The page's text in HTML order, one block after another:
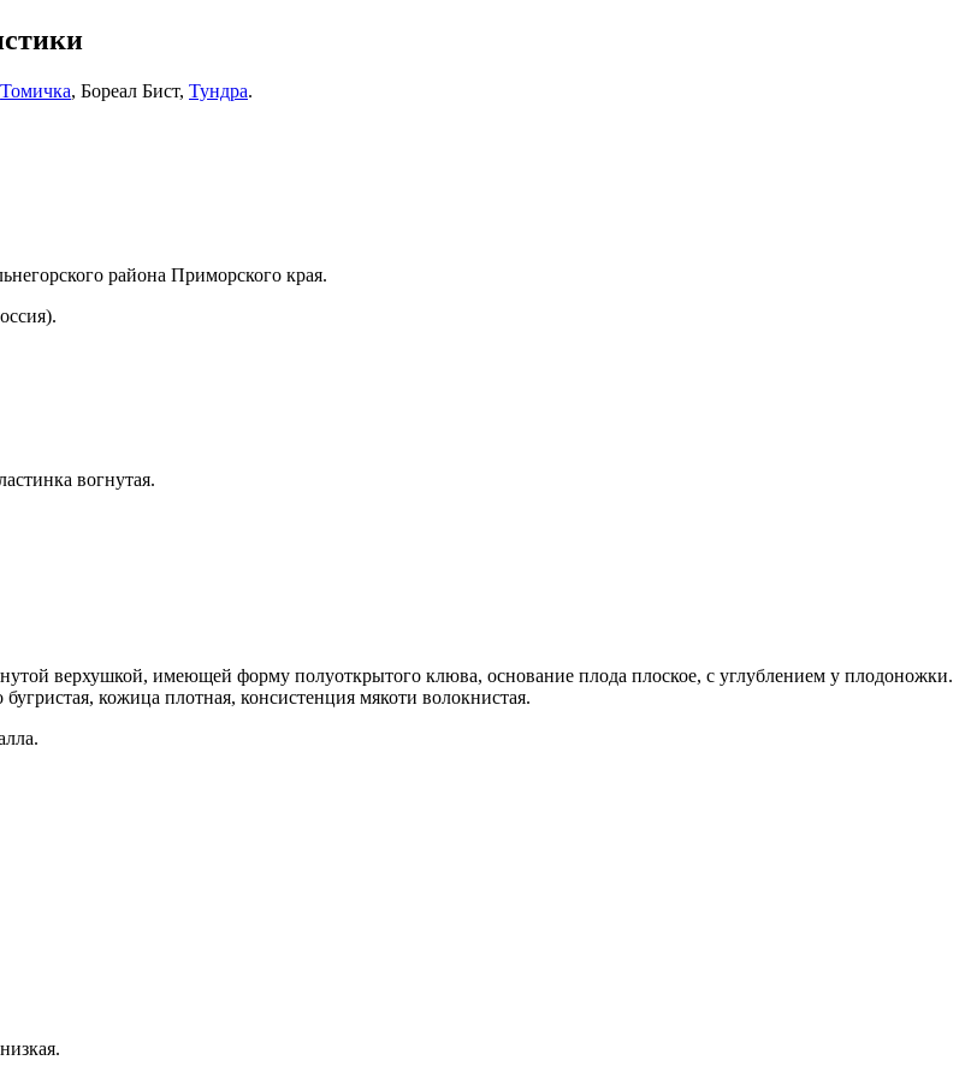
Томичка, Бореал Бист, Тундра.
района Приморского края.
вогнутая.
верхушкой, имеющей форму полуоткрытого клюва, основание плода плоское, с углублением у плодоножки.
кожица плотная, консистенция мякоти волокнистая.